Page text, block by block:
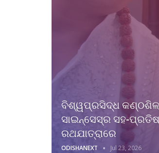
ବିଶ୍ୱପ୍ରସିଦ୍ଧ
ସାଇନ୍ସେସ୍ର ସହ-
ରଥଯାତ୍ରାରେ
ODISHANEXT Jul 23, 2026